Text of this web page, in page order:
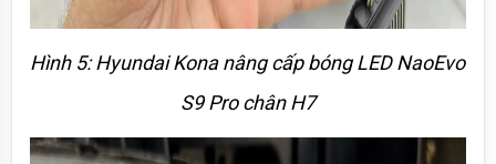
Hình 5: Hyundai Kona nâng cấp bóng LED NaoEvo
S9 Pro chân H7